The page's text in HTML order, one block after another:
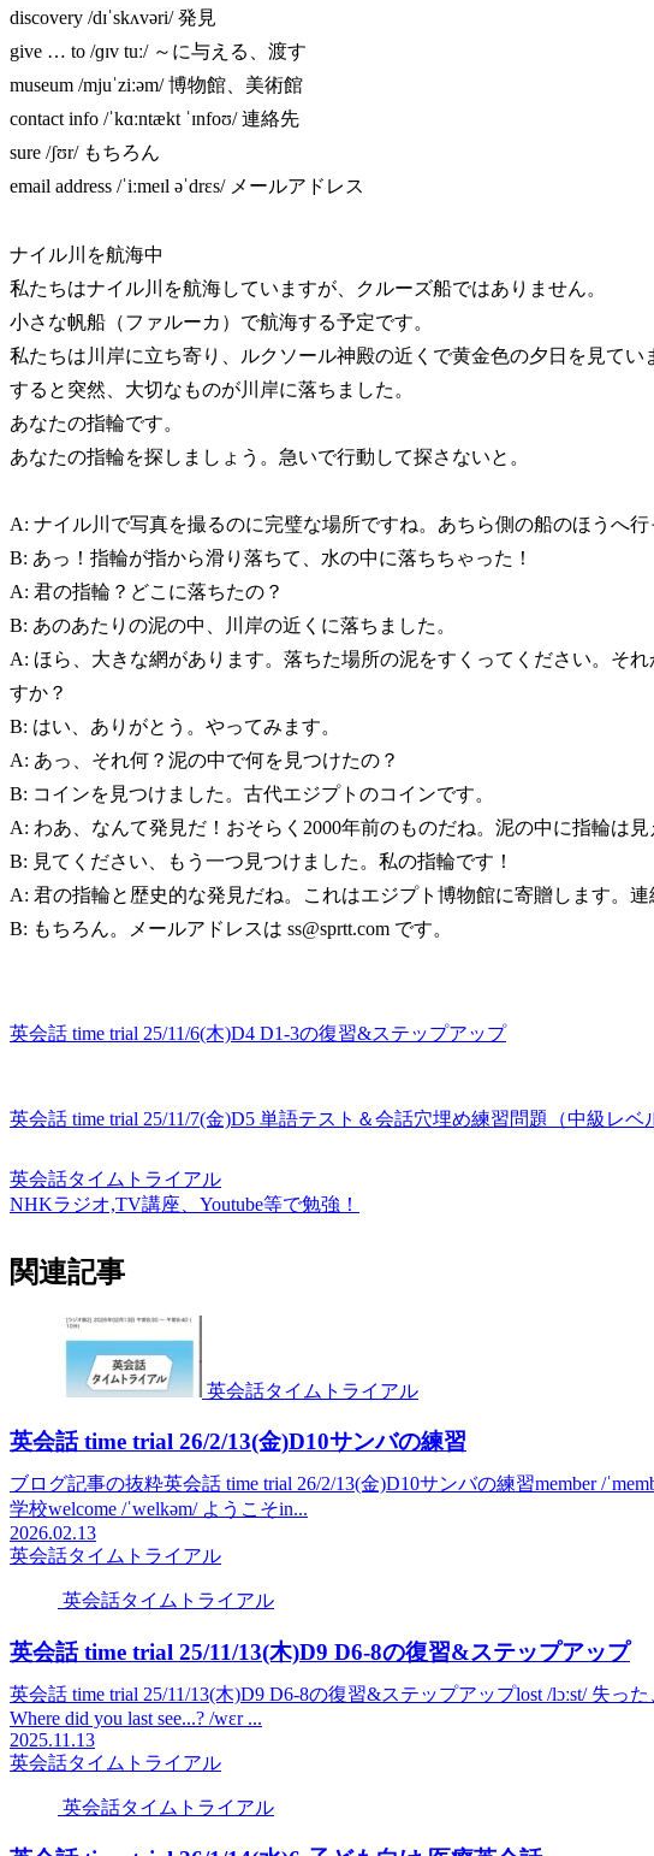
discovery /dɪˈskʌvəri/ 発見
give … to /ɡɪv tuː/ ～に与える、渡す
museum /mjuˈziːəm/ 博物館、美術館
contact info /ˈkɑːntækt ˈɪnfoʊ/ 連絡先
sure /ʃʊr/ もちろん
email address /ˈiːmeɪl əˈdrɛs/ メールアドレス
ナイル川を航海中
私たちはナイル川を航海していますが、クルーズ船ではありません。
小さな帆船（ファルーカ）で航海する予定です。
私たちは川岸に立ち寄り、ルクソール神殿の近くで黄金色の夕日を見てい
すると突然、大切なものが川岸に落ちました。
あなたの指輪です。
あなたの指輪を探しましょう。急いで行動して探さないと。
A: ナイル川で写真を撮るのに完璧な場所ですね。あちら側の船のほうへ行
B: あっ！指輪が指から滑り落ちて、水の中に落ちちゃった！
A: 君の指輪？どこに落ちたの？
B: あのあたりの泥の中、川岸の近くに落ちました。
A: ほら、大きな網があります。落ちた場所の泥をすくってください。そ
すか？
B: はい、ありがとう。やってみます。
A: あっ、それ何？泥の中で何を見つけたの？
B: コインを見つけました。古代エジプトのコインです。
A: わあ、なんて発見だ！おそらく2000年前のものだね。泥の中に指輪は見
B: 見てください、もう一つ見つけました。私の指輪です！
A: 君の指輪と歴史的な発見だね。これはエジプト博物館に寄贈します。
B: もちろん。メールアドレスは ss@sprtt.com です。
英会話 time trial 25/11/6(木)D4 D1-3の復習&ステップアップ
英会話 time trial 25/11/7(金)D5 単語テスト＆会話穴埋め練習問題（中級レベ
英会話タイムトライアル
NHKラジオ,TV講座、Youtube等で勉強！
関連記事
英会話タイムトライアル
英会話 time trial 26/2/13(金)D10サンバの練習
ブログ記事の抜粋英会話 time trial 26/2/13(金)D10サンバの練習member /
学校welcome /ˈwelkəm/ ようこそin...
2026.02.13
英会話タイムトライアル
英会話タイムトライアル
英会話 time trial 25/11/13(木)D9 D6-8の復習&ステップアップ
英会話 time trial 25/11/13(木)D9 D6-8の復習&ステップアップlost /lɔːst/ 失っ
Where did you last see...? /wɛr ...
2025.11.13
英会話タイムトライアル
英会話タイムトライアル